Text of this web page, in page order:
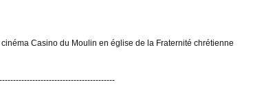
Casino du Moulin en église de la Fraternité chrétienne